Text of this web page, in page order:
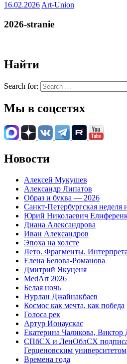
16.02.2026 Art-Union
2026-stranie
Найти
Search for:
Мы в соцсетях
Новости
Алексей Мукушев
Александр Липатов
Образ и буква — 2026
Санкт-Петербургская неделя
Юрий Николаевич
Диана Александрова
Иван Александров
Эпоха на холсте
Лето. Фрагменты.
Елена Белова-Романова
Дмитрий Якуценя
MedArt 2026
Белая ночь
Нурлан Джайнакбаев
Космос как мечта, как победа
Голоса рек
Артур Ионаускас
Екатерина Чаликова, Виктор
СПбСХ и ЛенОблСХ
Герценовским университетом
Времена года